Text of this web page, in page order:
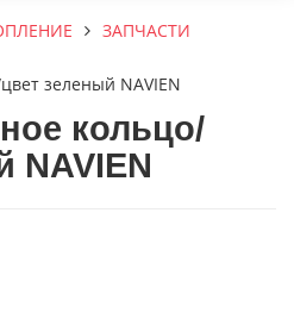
ЗАПЧАСТИ
зеленый NAVIEN
кольцо/
NAVIEN